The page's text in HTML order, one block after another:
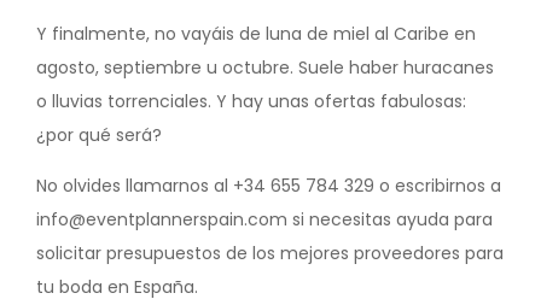
Y finalmente, no vayáis de luna de miel al Caribe en
agosto, septiembre u octubre. Suele haber huracanes
o lluvias torrenciales. Y hay unas ofertas fabulosas:
¿por qué será?
No olvides llamarnos al +34 655 784 329 o escribirnos a
info@eventplannerspain.com si necesitas ayuda para
solicitar presupuestos de los mejores proveedores para
tu boda en España.